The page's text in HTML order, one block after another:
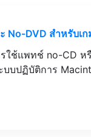
No-DVD สำหรับเ
ใช้แพทช์ no-CD ห
บบปฏิบัติการ